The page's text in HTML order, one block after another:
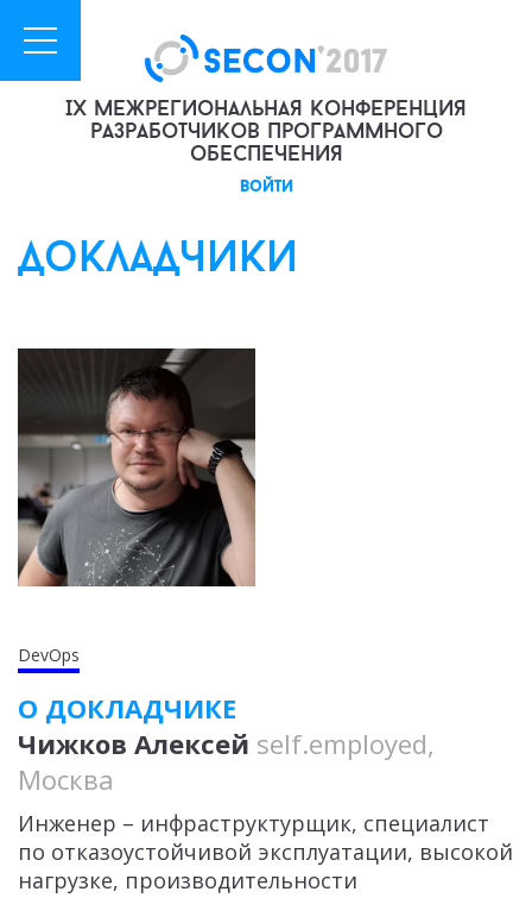
IX межрегиональная конференция
разработчиков программного
обеспечения
войти
докладчики
DevOps
О ДОКЛАДЧИКЕ
Чижков Алексей self.employed,
Москва
Инженер – инфраструктурщик, специалист
по отказоустойчивой эксплуатации, высокой
нагрузке, производительности